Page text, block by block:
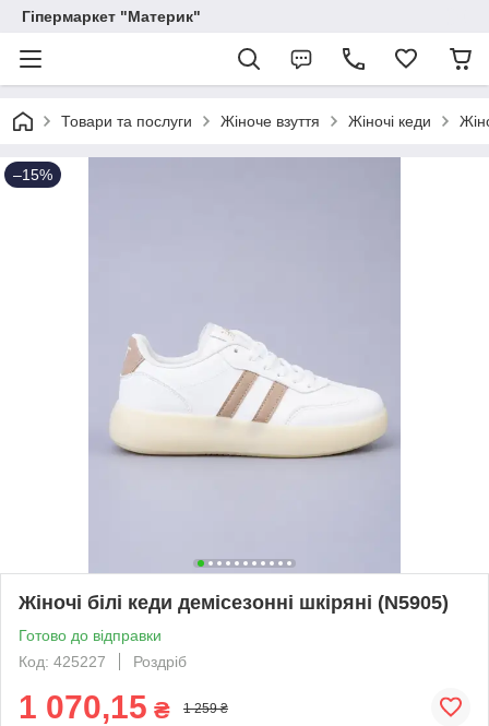
Гіпермаркет "Материк"
Товари та послуги Жіноче взуття Жіночі кеди
–15%
Жіночі білі кеди демісезонні шкіряні (N5905)
Готово до відправки
Код: 425227
Роздріб
1 070,15 ₴ 1 259 ₴